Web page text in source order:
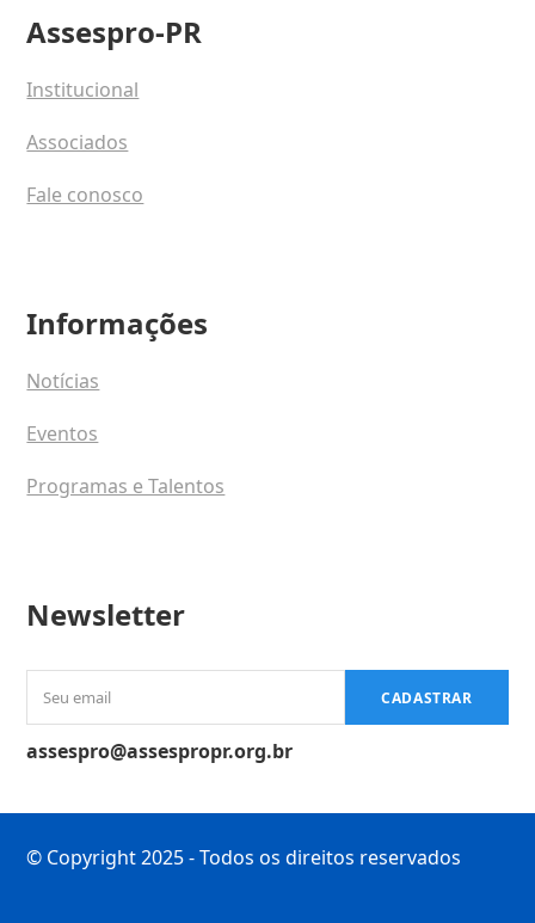
Assespro-PR
Institucional
Associados
Fale conosco
Informações
Notícias
Eventos
Programas e Talentos
Newsletter
email
CADASTRAR
assespro@assespropr.org.br
© Copyright 2025 - Todos os direitos reservados